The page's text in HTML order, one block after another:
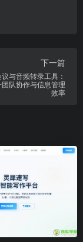
下一篇
与音频转录工具：
队协作与信息管理
效率